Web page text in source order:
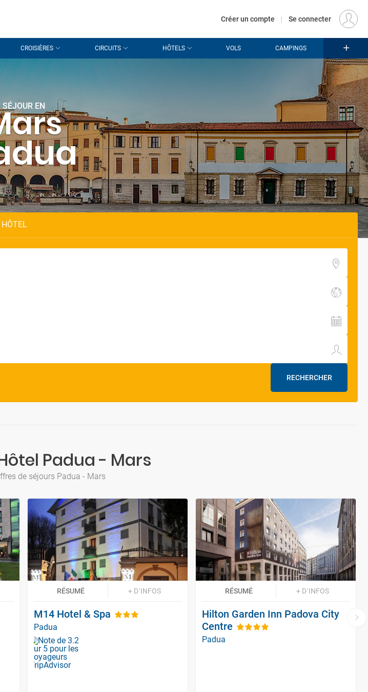
EUR
Créer un compte | Se connecter
CROISIÈRES CIRCUITS HÔTELS VOLS CAMPINGS
SÉJOUR EN
RECHERCHER
Padua - Mars
de séjours Padua - Mars
RÉSUMÉ + D´INFOS
M14 Hotel & Spa
Padua
RÉSUMÉ + D´INFOS
Hilton Garden Inn Padova City
Centre
Padua